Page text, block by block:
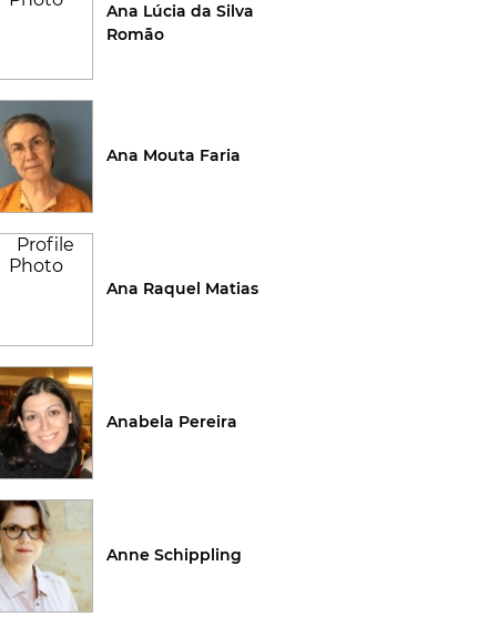
Ana Lúcia da Silva
Romão
Ana Mouta Faria
Ana Raquel Matias
Anabela Pereira
Anne Schippling